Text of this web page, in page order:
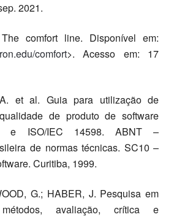
2021.
comfort line. Disponível em:
comfort>. Acesso em: 17
A. et al. Guia para utilização de
de produto de software
e ISO/IEC 14598. ABNT –
de normas técnicas. SC10 –
Curitiba, 1999.
G.; HABER, J. Pesquisa em
métodos, avaliação, crítica e